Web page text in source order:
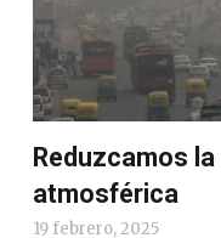
Reduzcamos
atmosférica
19 febrero, 2025